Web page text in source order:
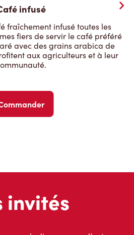
infusé
fraîchement infusé toutes les
fiers de servir le café préféré
avec des grains arabica de
aux agriculteurs et à leur
invités